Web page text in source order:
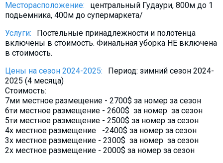
Месторасположение:
центральный Гудаури, 800м до 1
подьемника, 400м до супермаркета/
Услуги:
Постельные принадлежности и полотенца
включены в стоимость. Финальная уборка НЕ включена
в стоимость.
Цены на сезон 2024-2025:
Период: зимний сезон 2024-
2025 (4 месяца)
Стоимость:
7ми местное размещение - 2700$ за номер за сезон
6ти местное размещение - 2600$ за номер за сезон
5ти местное размещение - 2500$ за номер за сезон
4х местное размещение -2400$ за номер за сезон
3х местное размещение - 2300$ за номер за сезон
2х местное размещение - 2000$ за номер за сезон
Казбеги
ГРУЗИЯ
Визы и Документы
Что пить?
Деньги
Мобильная связь
Галерея
Отчеты